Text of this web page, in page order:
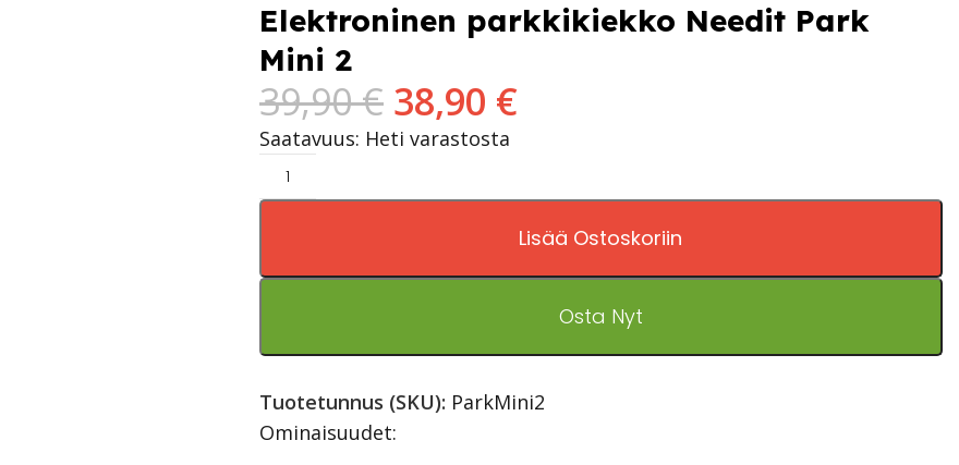
Elektroninen parkkikiekko Needit Park
Mini 2
39,90€ 38,90 €
Saatavuus: Heti varastosta
Lisää Ostoskoriin
Osta Nyt
Tuotetunnus (SKU): ParkMini2
Ominaisuudet: